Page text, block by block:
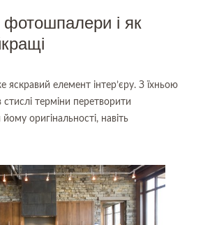
фотошпалери і як
елемент інтер’єру. З їхньою
терміни перетворити
оригінальності, навіть